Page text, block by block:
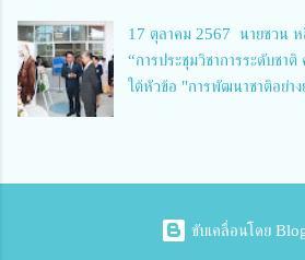
ยาวนาน มีบุคลากร นักเรียน นักศึกษาจำนวนมา
17 ตุลาคม 2567 นายชวน ห
“การประชุมวิชาการระดับชา
ใต้หัวข้อ "การพัฒนาชาติอย่าง
Technology National
ชาติอยางยั่งยืนด้วยงานวิจัยแ
นทร์พร เดียวตระกูล ผู้เชี่ยวช
ขับเคลื่อนโดย